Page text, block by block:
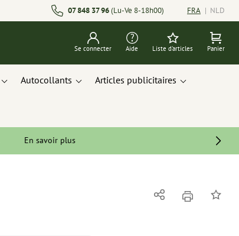
07 848 37 96(Lu-Ve 8-18h00) FRA | NLD
Se connecter Aide Liste d'articles Panier
Autocollants Articles publicitaires
En savoir plus
Partagerimprimer